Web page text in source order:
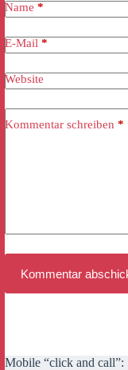
Name *
E-Mail *
Website
Kommentar schreiben *
Kommentar
Mobile “click and call”: